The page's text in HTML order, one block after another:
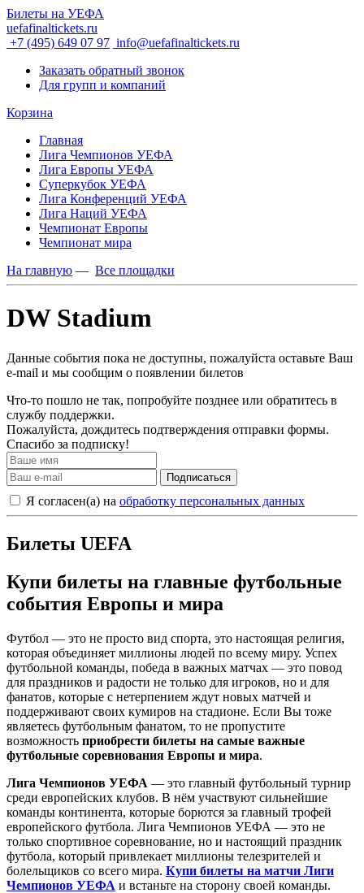
Билеты на УЕФА
uefafinaltickets.ru
+7 (495) 649 07 97 info@uefafinaltickets.ru
Заказать обратный звонок
Для групп и компаний
Корзина
Главная
Лига Чемпионов УЕФА
Лига Европы УЕФА
Суперкубок УЕФА
Лига Конференций УЕФА
Лига Наций УЕФА
Чемпионат Европы
Чемпионат мира
На главную — Все площадки
DW Stadium
Данные события пока не доступны, пожалуйста оставьте Ваш
e-mail и мы сообщим о появлении билетов
Что-то пошло не так, попробуйте позднее или обратитесь в
службу поддержки.
Пожалуйста, дождитесь подтверждения отправки формы.
Спасибо за подписку!
Подписаться
Я согласен(а) на обработку персональных данных
Билеты UEFA
Купи билеты на главные футбольные
события Европы и мира
Футбол — это не просто вид спорта, это настоящая религия,
которая объединяет миллионы людей по всему миру. Успех
футбольной команды, победа в важных матчах — это повод
для праздников и радости не только для игроков, но и для
фанатов, которые с нетерпением ждут новых матчей и
поддерживают своих кумиров на стадионе. Если Вы тоже
являетесь футбольным фанатом, то не пропустите
возможность приобрести билеты на самые важные
футбольные соревнования Европы и мира.
Лига Чемпионов УЕФА — это главный футбольный турнир
среди европейских клубов. В нём участвуют сильнейшие
команды континента, которые борются за главный трофей
европейского футбола. Лига Чемпионов УЕФА — это не
только спортивное соревнование, но и настоящий праздник
футбола, который привлекает миллионы телезрителей и
болельщиков со всего мира. Купи билеты на матчи Лиги
Чемпионов УЕФА и встаньте на сторону своей команды.